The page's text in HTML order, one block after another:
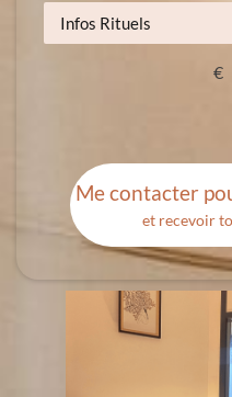
Infos Rituels
Cure de 5
Valable un an à
Paiement en 3
€
Me contacter
et recevoir